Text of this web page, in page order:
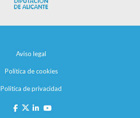
Aviso legal
Política de cookies
Política de privacidad